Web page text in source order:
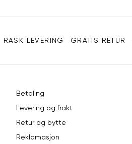
Sidebunn
RASK LEVERING GRATIS RETUR
Betaling
Levering og frakt
Retur og bytte
Reklamasjon